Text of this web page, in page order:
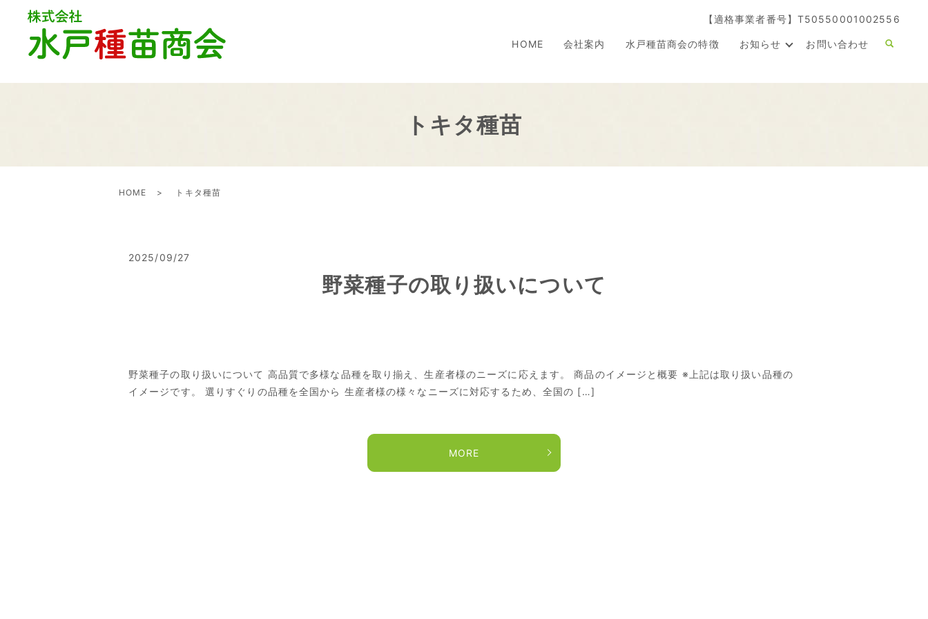
HOME 会社案内 水戸種苗商会の特徴 お知らせ お問い合わせ
【適格事業者番号】T50550001002556
トキタ種苗
HOME トキタ種苗
2025/09/27
野菜種子の取り扱いについて
野菜種子の取り扱いについて 高品質で多様な品種を取り揃え、生産者様のニーズに応えます。 商品のイメージと概要 ※上記は取り扱い品種の
イメージです。 選りすぐりの品種を全国から 生産者様の様々なニーズに対応するため、全国の […]
MORE